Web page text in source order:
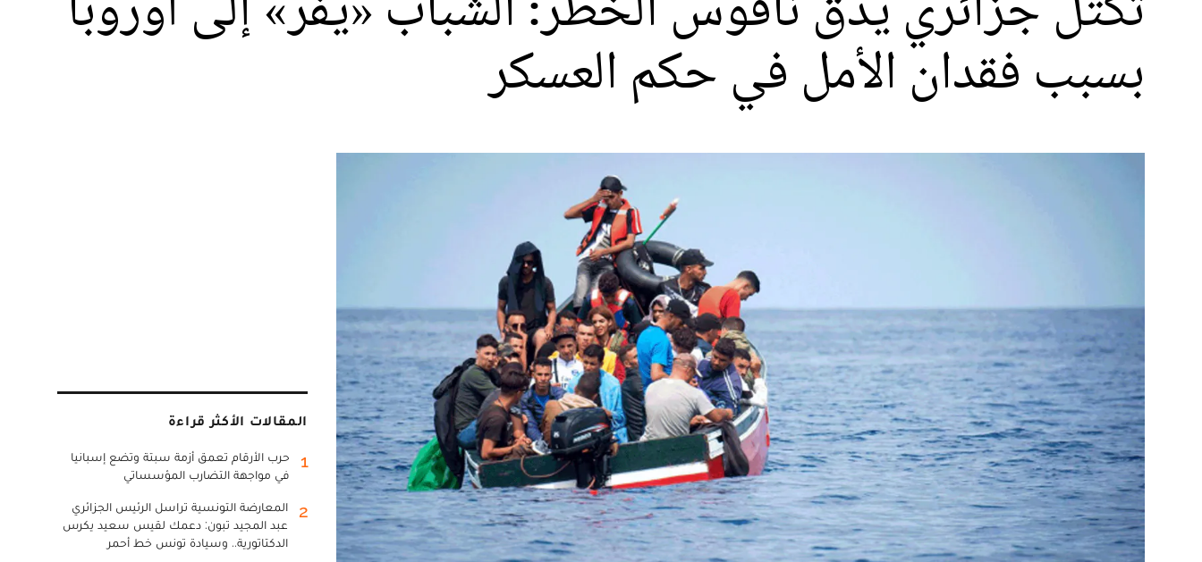
بسبب فقدان الأمل في حكم العسكر
المقالات الأكثر قراءة
1
حرب الأرقام تعمق أزمة سبتة وتضع إسبانيا
في مواجهة التضارب المؤسساتي
2
المعارضة التونسية تراسل الرئيس الجزائري
عبد المجيد تبون: دعمك لقيس سعيد يكرس
الدكتاتورية.. وسيادة تونس خط أحمر